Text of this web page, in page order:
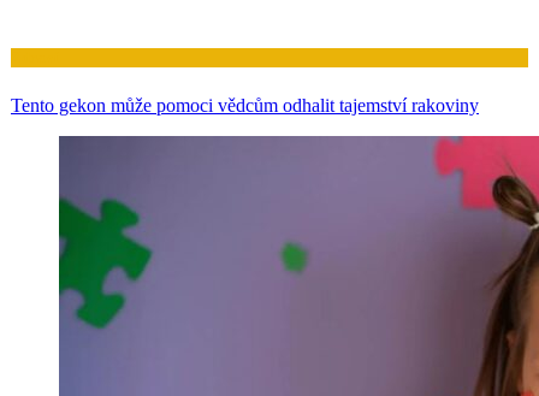
Tento gekon může pomoci vědcům odhalit tajemství rakoviny